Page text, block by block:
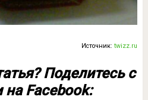
Источник:twizz.ru
Поделитесь с
на Facebook: